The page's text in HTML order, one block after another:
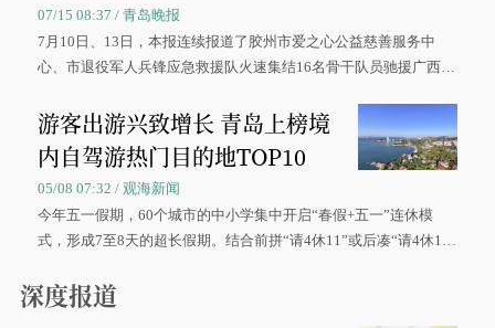
07/15 08:37 / 青岛晚报
7月10日、13日，本报连续报道了胶州市爱之心公益慈善服务中
心、市退役军人兵锋应急救援队火速集结16名骨干队员驰援广西灾
游客出游兴致增长 青岛上榜境
内自驾游热门目的地TOP10
05/08 07:32 / 观海新闻
今年五一假期，60个城市的中小学集中开启“春假+五一”连休模
式，形成7至8天的超长假期。结合前拼“请4休11”或后凑“请4休1
深度报道